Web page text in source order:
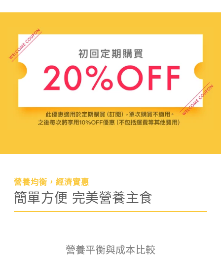
營養均衡，經濟實惠
簡單方便 完美營養主食
營養平衡與成本比較